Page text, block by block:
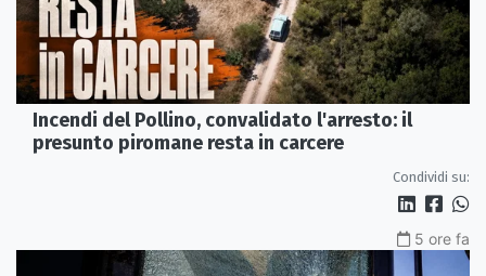
Incendi del Pollino, convalidato l'arresto: il
presunto piromane resta in carcere
Condividi su:
5 ore fa